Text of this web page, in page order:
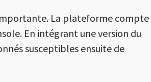
La plateforme compte
En intégrant une version du
susceptibles ensuite de